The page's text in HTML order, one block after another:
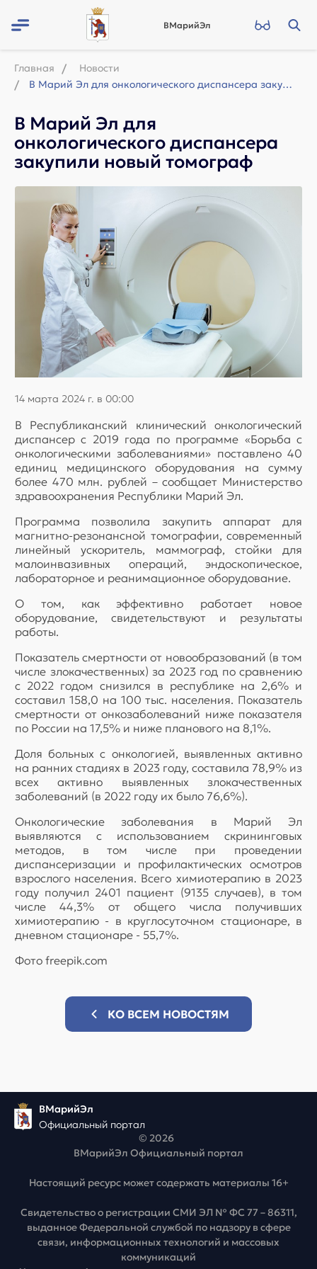
ВМарийЭл
Главная
Новости
В Марий Эл для онкологического диспансера закупили новый томограф
В Марий Эл для
онкологического диспансера
закупили новый томограф
14 марта 2024 г. в 00:00
В Республиканский клинический онкологический
диспансер с 2019 года по программе «Борьба с
онкологическими заболеваниями» поставлено 40
единиц медицинского оборудования на сумму
более 470 млн. рублей – сообщает Министерство
здравоохранения Республики Марий Эл.
Программа позволила закупить аппарат для
магнитно-резонансной томографии, современный
линейный ускоритель, маммограф, стойки для
малоинвазивных операций, эндоскопическое,
лабораторное и реанимационное оборудование.
О том, как эффективно работает новое
оборудование, свидетельствуют и результаты
работы.
Показатель смертности от новообразований (в том
числе злокачественных) за 2023 год по сравнению
с 2022 годом снизился в республике на 2,6% и
составил 158,0 на 100 тыс. населения. Показатель
смертности от онкозаболеваний ниже показателя
по России на 17,5% и ниже планового на 8,1%.
Доля больных с онкологией, выявленных активно
на ранних стадиях в 2023 году, составила 78,9% из
всех активно выявленных злокачественных
заболеваний (в 2022 году их было 76,6%).
Онкологические заболевания в Марий Эл
выявляются с использованием скрининговых
методов, в том числе при проведении
диспансеризации и профилактических осмотров
взрослого населения. Всего химиотерапию в 2023
году получил 2401 пациент (9135 случаев), в том
числе 44,3% от общего числа получивших
химиотерапию - в круглосуточном стационаре, в
дневном стационаре - 55,7%.
Фото freepik.com
КО ВСЕМ НОВОСТЯМ
ВМарийЭл
Официальный портал
© 2026
ВМарийЭл Официальный портал
Настоящий ресурс может содержать материалы 16+
Свидетельство о регистрации СМИ ЭЛ № ФС 77 – 86311,
выданное Федеральной службой по надзору в сфере
связи, информационных технологий и массовых
коммуникаций